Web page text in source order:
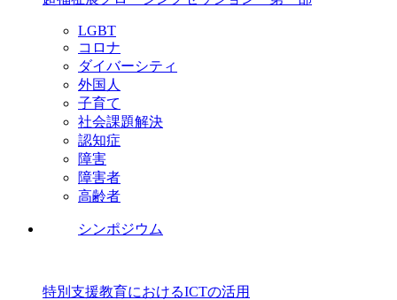
LGBT
コロナ
ダイバーシティ
外国人
子育て
社会課題解決
認知症
障害
障害者
高齢者
シンポジウム
特別支援教育におけるICTの活用